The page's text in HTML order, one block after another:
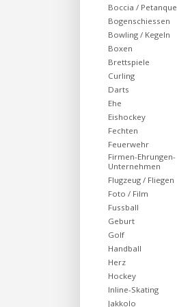
Boccia / Petanque
Bogenschiessen
Bowling / Kegeln
Boxen
Brettspiele
Curling
Darts
Ehe
Eishockey
Fechten
Feuerwehr
Firmen-Ehrungen-
Unternehmen
Flugzeug / Fliegen
Foto / Film
Fussball
Geburt
Golf
Handball
Herz
Hockey
Inline-Skating
Jakkolo